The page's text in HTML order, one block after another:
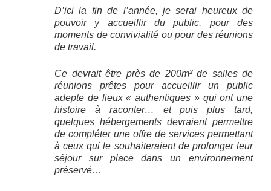
D’ici la fin de l’année, je serai heureux de
pouvoir y accueillir du public, pour des
moments de convivialité ou pour des réunions
de travail.
Ce devrait être près de 200m² de salles de
réunions prêtes pour accueillir un public
adepte de lieux « authentiques » qui ont une
histoire à raconter… et puis plus tard,
quelques hébergements devraient permettre
de compléter une offre de services permettant
à ceux qui le souhaiteraient de prolonger leur
séjour sur place dans un environnement
préservé…